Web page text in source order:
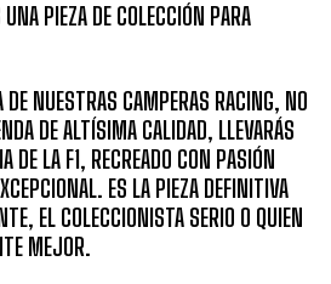
PIEZA DE COLECCIÓN PARA
DE NUESTRAS CAMPERAS RACING, NO
DE ALTÍSIMA CALIDAD, LLEVARÁS
DE LA F1, RECREADO CON PASIÓN
ES LA PIEZA DEFINITIVA
EL COLECCIONISTA SERIO O QUIEN
MEJOR.